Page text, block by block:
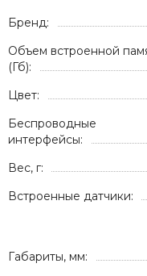
Бренд:
Объем встроенной
(Гб):
Цвет:
Беспроводные
интерфейсы:
Вес, г:
Встроенные датчики:
Габариты, мм: